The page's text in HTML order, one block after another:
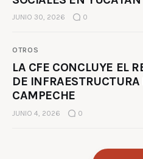
JUNIO 30, 2026 0
OTROS
LA CFE CONCLUYE EL
DE
CAMPECHE
JUNIO 4, 2026 0